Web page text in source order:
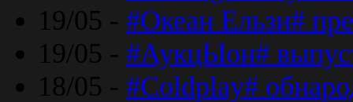
19/05 - #Океан Ельзи#
19/05 - #АукцЫон#
18/05 - #Coldplay#